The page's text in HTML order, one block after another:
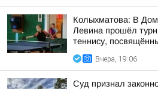
Колыхматова: В
Левина прошёл
теннису,
Вчера, 19:06
Суд признал